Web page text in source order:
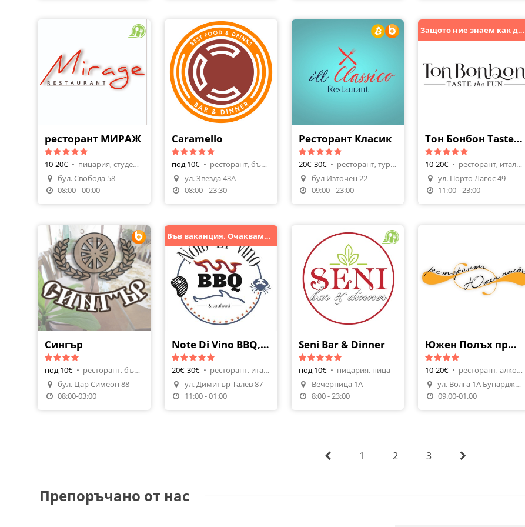
Поръчай Храна
ресторант МИРАЖ
10-20€ •
пицария, студена кухня
бул. Свобода 58
08:00 - 00:00
Caramello
под 10€ •
ресторант, българска кухня
ул. Звезда 43А
08:00 - 23:30
Направи Резервация
Ресторант Класик
20€-30€ •
ресторант, турска кухня
бул Източен 22
09:00 - 23:00
Направи Резервация
Защото ние знаем как да направим Вашите деца щастливи !
Тон Бонбон Taste The Fun
10-20€ •
ресторант, италианска
ул. Порто Лагос 49
11:00 - 23:00
Направи Резервация
Сингър
под 10€ •
ресторант, българска кухня
бул. Цaр Симеон 88
08:00-03:00
Поръчай Храна
Във ваканция. Очакваме Ви на есен!
Note Di Vino BBQ, Pizza& Seafood
20€-30€ •
ресторант, италианска
ул. Димитър Талев 87
11:00 - 01:00
Поръчай Храна
Seni Bar & Dinner
под 10€ • пицария, пица
Вечерница 1А
8:00 - 23:00
Южен Полъх при Малък Бунарджик
10-20€ •
ресторант, алкохол
ул. Волга 1А Бунарджика
09.00-01.00
1 2 3
Препоръчано от нас